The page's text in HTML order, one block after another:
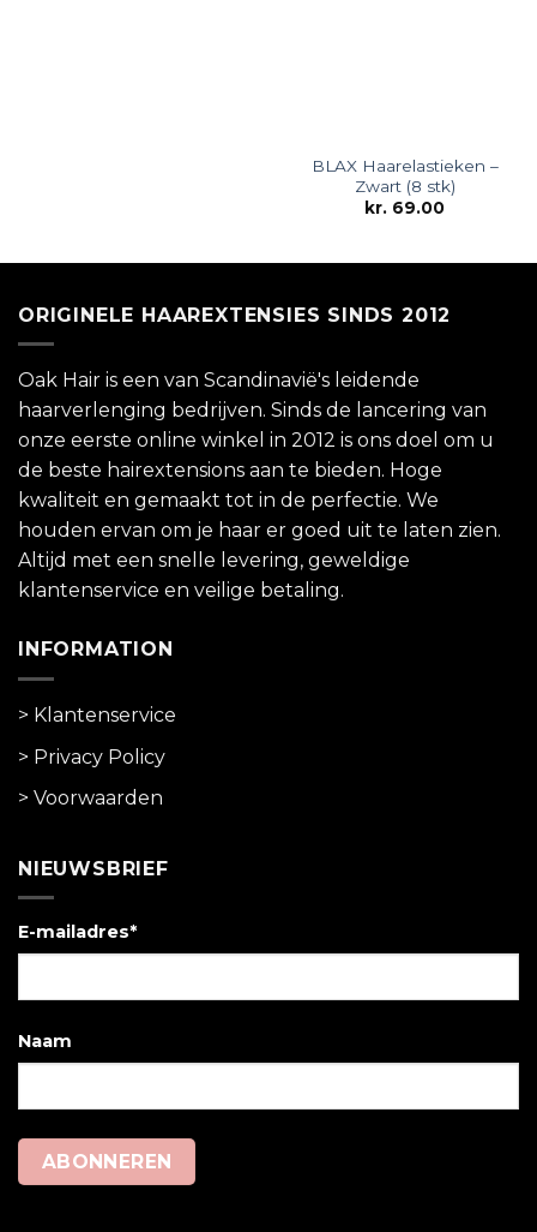
BLAX Haarelastieken –
Zwart (8 stk)
kr. 69.00
ORIGINELE HAAREXTENSIES SINDS 2012
Oak Hair is een van Scandinavië's leidende
haarverlenging bedrijven. Sinds de lancering van
onze eerste online winkel in 2012 is ons doel om u
de beste hairextensions aan te bieden. Hoge
kwaliteit en gemaakt tot in de perfectie. We
houden ervan om je haar er goed uit te laten zien.
Altijd met een snelle levering, geweldige
klantenservice en veilige betaling.
INFORMATION
> Klantenservice
> Privacy Policy
> Voorwaarden
NIEUWSBRIEF
E-mailadres*
Naam